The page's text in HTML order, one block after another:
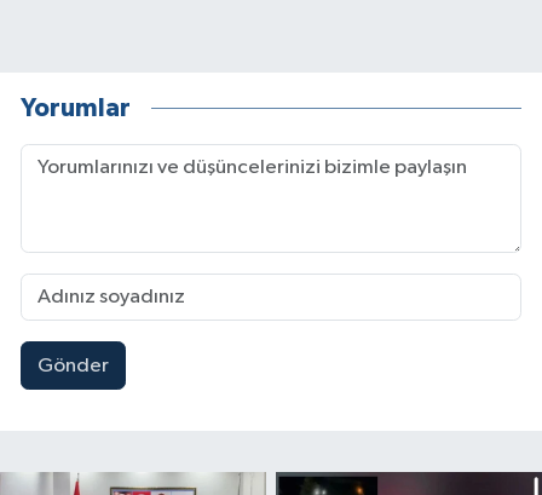
Yorumlar
Gönder